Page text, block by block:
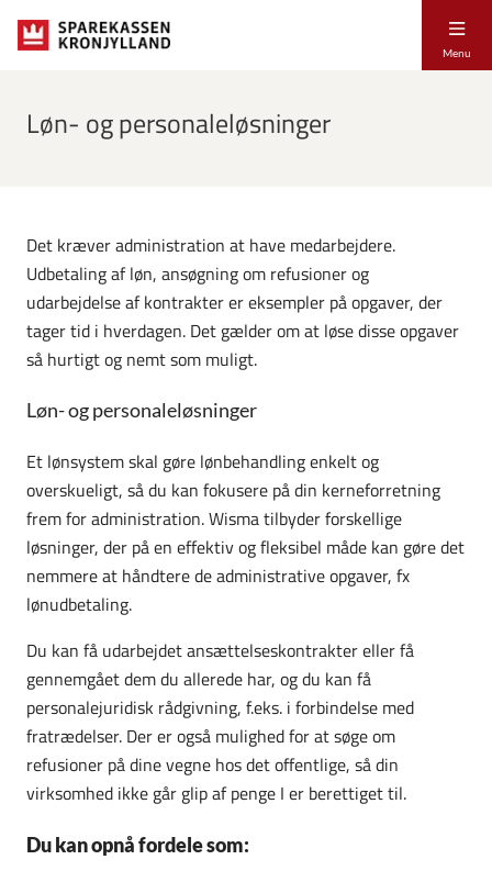
Menu
Løn- og personaleløsninger
Det kræver administration at have medarbejdere.
Udbetaling af løn, ansøgning om refusioner og
udarbejdelse af kontrakter er eksempler på opgaver, der
tager tid i hverdagen. Det gælder om at løse disse opgaver
så hurtigt og nemt som muligt.
Løn- og personaleløsninger
Et lønsystem skal gøre lønbehandling enkelt og
overskueligt, så du kan fokusere på din kerneforretning
frem for administration. Wisma tilbyder forskellige
løsninger, der på en effektiv og fleksibel måde kan gøre det
nemmere at håndtere de administrative opgaver, fx
lønudbetaling.
Du kan få udarbejdet ansættelseskontrakter eller få
gennemgået dem du allerede har, og du kan få
personalejuridisk rådgivning, f.eks. i forbindelse med
fratrædelser. Der er også mulighed for at søge om
refusioner på dine vegne hos det offentlige, så din
virksomhed ikke går glip af penge I er berettiget til.
Du kan opnå fordele som: